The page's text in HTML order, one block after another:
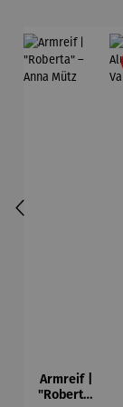
Armreif |
"Roberta"